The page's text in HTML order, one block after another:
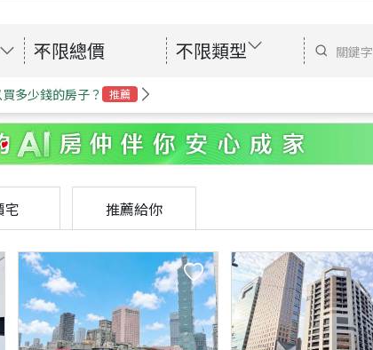
不限總價 不限類型
多少錢的房子？ 推薦
宅 推薦給你